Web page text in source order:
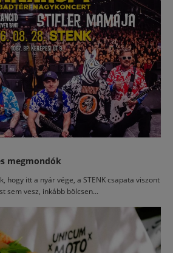
megmondók
hogy itt a nyár vége, a STENK csapata viszont
sem vesz, inkább bölcsen...